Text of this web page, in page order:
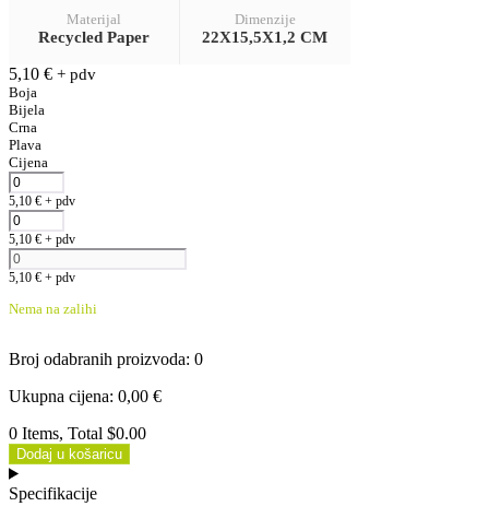
Materijal
Recycled Paper
Dimenzije
22X15,5X1,2 CM
5,10 € + pdv
Boja
Bijela
Crna
Plava
Cijena
5,10 € + pdv
5,10 € + pdv
5,10 € + pdv
Nema na zalihi
Broj odabranih proizvoda: 0
Ukupna cijena: 0,00 €
0 Items, Total $0.00
Dodaj u košaricu
Specifikacije